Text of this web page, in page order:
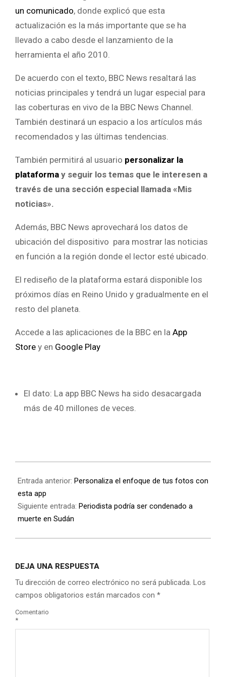
un comunicado, donde explicó que esta
actualización es la más importante que se ha
llevado a cabo desde el lanzamiento de la
herramienta el año 2010.
De acuerdo con el texto, BBC News resaltará las
noticias principales y tendrá un lugar especial para
las coberturas en vivo de la BBC News Channel.
También destinará un espacio a los artículos más
recomendados y las últimas tendencias.
También permitirá al usuario personalizar la
plataforma y seguir los temas que le interesen a
través de una sección especial llamada «Mis
noticias».
Además, BBC News aprovechará los datos de
ubicación del dispositivo para mostrar las noticias
en función a la región donde el lector esté ubicado.
El rediseño de la plataforma estará disponible los
próximos días en Reino Unido y gradualmente en el
resto del planeta.
Accede a las aplicaciones de la BBC en la App
Store y en Google Play
El dato: La app BBC News ha sido desacargada
más de 40 millones de veces.
Entrada anterior: Personaliza el enfoque de tus fotos con
esta app
Siguiente entrada: Periodista podría ser condenado a
muerte en Sudán
DEJA UNA RESPUESTA
Tu dirección de correo electrónico no será publicada. Los
campos obligatorios están marcados con *
Comentario
*